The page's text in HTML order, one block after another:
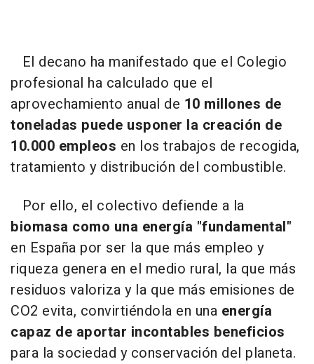
El decano ha manifestado que el Colegio
profesional ha calculado que el
aprovechamiento anual de 10 millones de
toneladas puede usponer la creación de
10.000 empleos en los trabajos de recogida,
tratamiento y distribución del combustible.
Por ello, el colectivo defiende a la
biomasa como una energía "fundamental"
en España por ser la que más empleo y
riqueza genera en el medio rural, la que más
residuos valoriza y la que más emisiones de
CO2 evita, convirtiéndola en una energía
capaz de aportar incontables beneficios
para la sociedad y conservación del planeta.